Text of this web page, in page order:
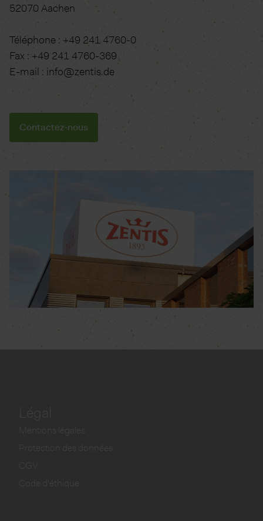
52070 Aachen
Téléphone : +49 241 4760-0
Fax : +49 241 4760-369
E-mail : info@zentis.de
Contactez-nous